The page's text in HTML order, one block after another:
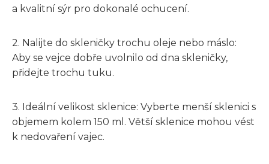
a kvalitní sýr pro dokonalé ochucení.
2. Nalijte do skleničky trochu oleje nebo máslo:
Aby se vejce dobře uvolnilo od dna skleničky,
přidejte trochu tuku.
3. Ideální velikost sklenice: Vyberte menší sklenici s
objemem kolem 150 ml. Větší sklenice mohou vést
k nedovaření vajec.